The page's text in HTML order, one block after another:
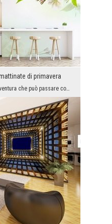
di primavera
Ogni giorno è una nuova avventura che può passare così come vogliamo soltanto noi. L’aggiunte aff...